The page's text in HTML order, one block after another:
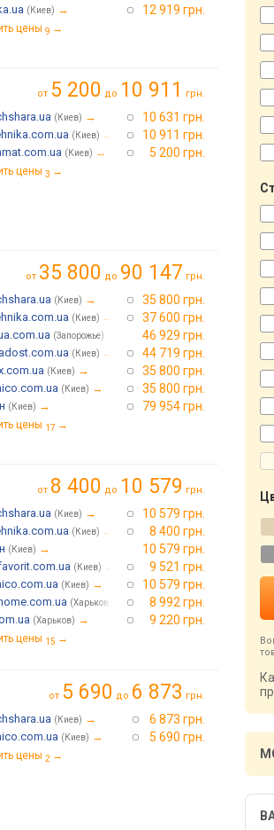
(Киев) → 12 919 грн.
цены 9 →
от 5 200 до 10 911 грн.
(Киев) → 10 631 грн.
(Киев) → 10 911 грн.
(Киев) → 5 200 грн.
цены 3 →
от 35 800 до 90 147 грн.
(Киев) → 35 800 грн.
(Киев) → 37 600 грн.
(Запорожье) 46 929 грн.
(Киев) → 44 719 грн.
(Киев) → 35 800 грн.
(Киев) → 35 800 грн.
(Киев) → 79 954 грн.
цены 17 →
от 8 400 до 10 579 грн.
(Киев) → 10 579 грн.
(Киев) → 8 400 грн.
(Киев) → 10 579 грн.
(Киев) → 9 521 грн.
(Киев) → 10 579 грн.
(Харьков) 8 992 грн.
(Харьков) → 9 220 грн.
цены 15 →
от 5 690 до 6 873 грн.
(Киев) → 6 873 грн.
(Киев) → 5 690 грн.
цены 2 →